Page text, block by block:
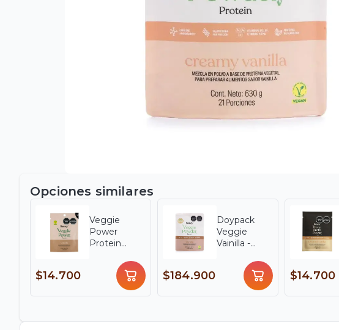
Opciones similares
Veggie
Power
Protein
Savvy x 28 g
$14.700
Doypack
Veggie
Vainilla -
$184.900 $14.700